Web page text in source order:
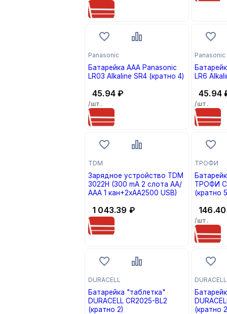
Panasonic
Батарейка AAA Panasonic
LR03 Alkaline SR4 (кратно 4)
45.94 ₽
/шт.
Panasonic
LR6
45.94
/шт.
TDM
Зарядное устройство TDM
3022Н (300 mA 2 слота АА/
ААА 1 кан+2xAA2500 USB)
1 043.39 ₽
ТРОФИ
ТРОФИ CR
(кратно
146.40
/шт.
DURACELL
Батарейка "таблетка"
DURACELL CR2025-BL2
(кратно 2)
DURACELL
(кратно